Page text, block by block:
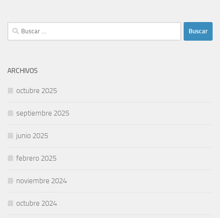
Buscar:
ARCHIVOS
octubre 2025
septiembre 2025
junio 2025
febrero 2025
noviembre 2024
octubre 2024